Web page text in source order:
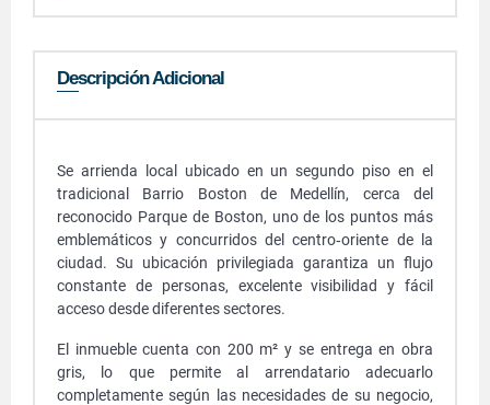
Descripción Adicional
Se arrienda local ubicado en un segundo piso en el
tradicional Barrio Boston de Medellín, cerca del
reconocido Parque de Boston, uno de los puntos más
emblemáticos y concurridos del centro‑oriente de la
ciudad. Su ubicación privilegiada garantiza un flujo
constante de personas, excelente visibilidad y fácil
acceso desde diferentes sectores.
El inmueble cuenta con 200 m² y se entrega en obra
gris, lo que permite al arrendatario adecuarlo
completamente según las necesidades de su negocio,